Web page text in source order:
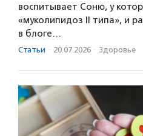
воспитывает Соню, у
«муколипидоз II типа», и
в блоге…
Статьи · 20.07.2026 · Здоровье